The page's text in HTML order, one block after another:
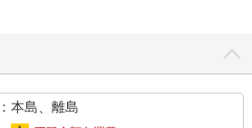
本島、離島